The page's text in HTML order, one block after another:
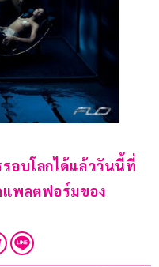
อบโลกได้แล้ววันนี้ที่
แพลตฟอร์มของ